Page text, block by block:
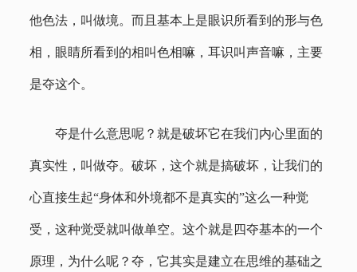
他色法，叫做境。而且基本上是眼识所看到的形与色
相，眼睛所看到的相叫色相嘛，耳识叫声音嘛，主要
是夺这个。
夺是什么意思呢？就是破坏它在我们内心里面的
真实性，叫做夺。破坏，这个就是搞破坏，让我们的
心直接生起“身体和外境都不是真实的”这么一种觉
受，这种觉受就叫做单空。这个就是四夺基本的一个
原理，为什么呢？夺，它其实是建立在思维的基础之